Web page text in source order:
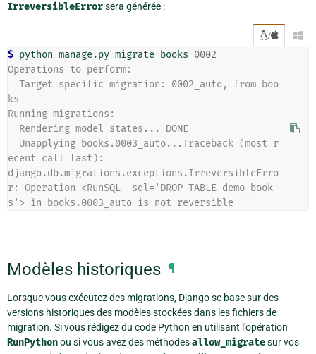
IrreversibleErrorsera générée :
/ 
$ python manage.py migrate books 0002
Operations to perform:
ks
Running migrations:
  Rendering model states... DONE
ecent call last):
django.db.migrations.exceptions.IrreversibleErro
r: Operation <RunSQL  sql='DROP TABLE demo_book
s'> in books.0003_auto is not reversible
Modèles historiques ¶
Lorsque vous exécutez des migrations, Django se base sur des
versions historiques des modèles stockées dans les fichiers de
migration. Si vous rédigez du code Python en utilisant l’opération
RunPythonou si vous avez des méthodesallow_migratesur vos